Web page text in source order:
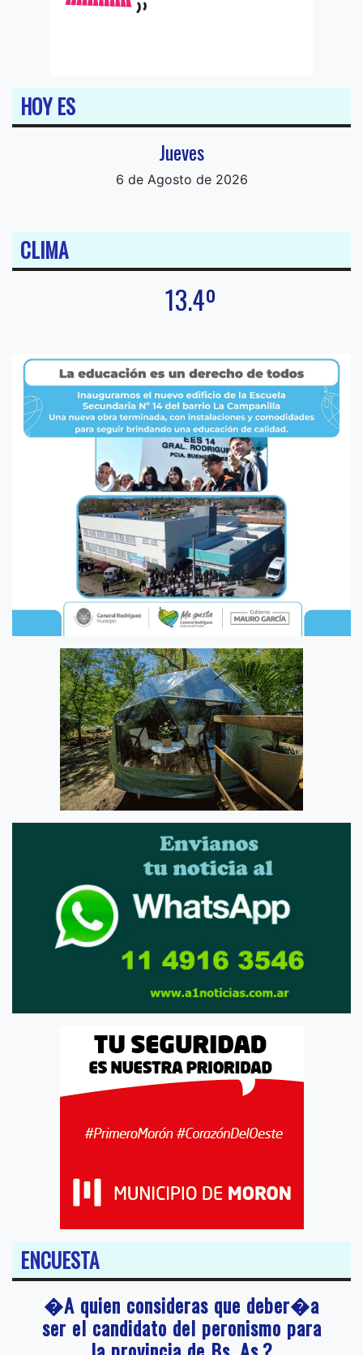
HOY ES
Jueves
6 de Agosto de 2026
CLIMA
13.4º
ENCUESTA
�A quien consideras que deber�a
ser el candidato del peronismo para